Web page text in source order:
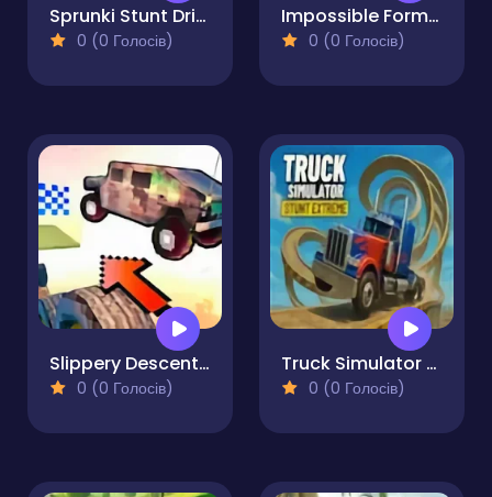
Sprunki Stunt Driving Simulator
0 (0 Голосів)
Impossible Formula Car Stunts
0 (0 Голосів)
Slippery Descent By Car
0 (0 Голосів)
Truck Simulator Stunt Extreme
0 (0 Голосів)